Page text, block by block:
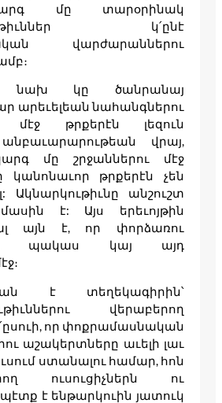
մը տարօրինակ
կ՛ընէ
վարժարաններու
նախ կը ծանրանայ
արեւելեան նահանգներու
մէջ թրքերէն լեզուն
անբաւարարութեան վրայ,
մը շրջաններու մէջ
կանոնաւոր թրքերէն չեն
Ակնարկութիւնը անշուշտ
է: Այս երեւոյթին
այն է, որ փորձառու
պակաս կայ այդ
է տեղեկագիրին՝
վերաբերող
որ փոքրամասնական
աշակերտները աւելի լաւ
ստանալու համար, հոն
ուսուցիչներն ու
է ենթարկուին յատուկ